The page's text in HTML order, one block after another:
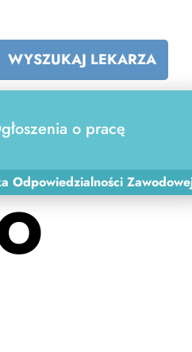
WYSZUKAJ LEKARZA
o pracę
Odpowiedzialności